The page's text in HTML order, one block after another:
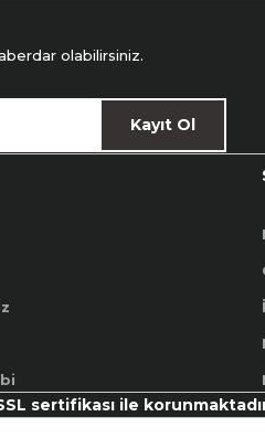
olabilirsiniz.
Kayıt Ol
sertifikası ile